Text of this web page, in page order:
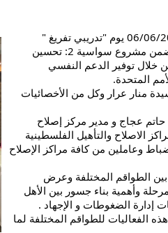
نظم مركز علاج وتأهيل ضحايا التعذيب يوم الثلاثاء الموافق 06/06/2023 يوم "تدريبي تفريغ "
لطواقم مراكز الاصلاح والتأهيل العاملين/ت مع النزيلات وذلك ضمن مشروع سواسية 2: تحسين
خلال توفير الدعم النفسي
المتحدة.
منار عرار وكل من الأخصائيات
حاتم عجاج و مدير مركز إصلاح
الاصلاح والتأهيل الفلسطينية
ما يزيد عن 40 مشارك/ة من ضباط وعاملين من كافة مراكز الإصلاح
الطواقم المختلفة وعرض
وأهمية بناء جسور بين الأهل
إدارة الضغوطات و الإجهاد .
الفعاليات للطواقم المختلفة لما